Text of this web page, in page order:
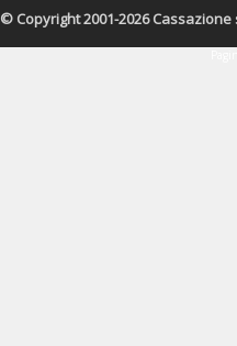
© Copyright 2001-2026 Cassazione